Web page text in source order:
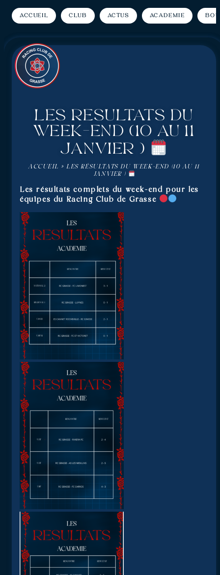
Accueil Club Actus Académie
Les résultats du
week-end (10 au 11
janvier )
ACCUEIL » LES RÉSULTATS DU WEEK-END (10 AU 11
JANVIER )
Les résultats complets du week-end pour les
équipes du Racing Club de Grasse